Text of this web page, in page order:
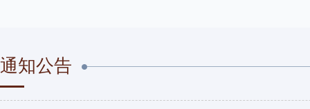
通知公告